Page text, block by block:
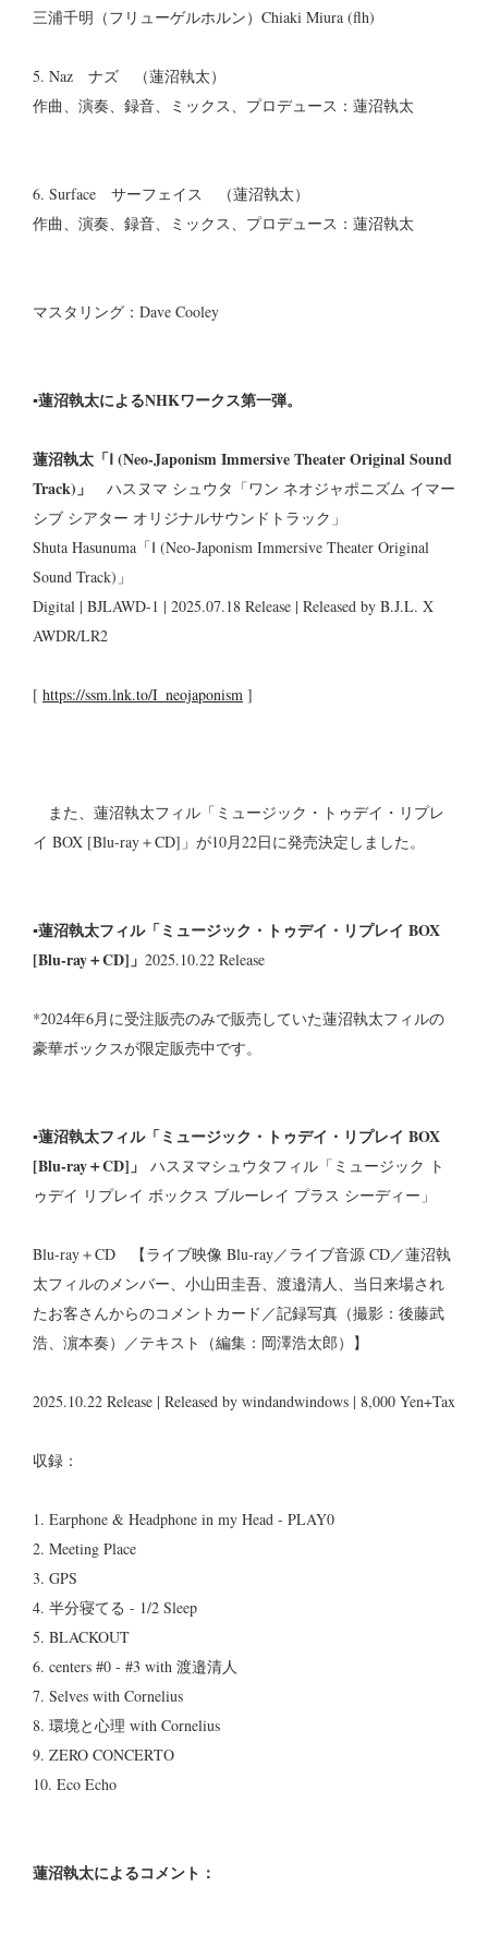
三浦千明（フリューゲルホルン）Chiaki Miura (flh)
5. Naz ナズ （蓮沼執太）
作曲、演奏、録音、ミックス、プロデュース：蓮沼執太
6. Surface サーフェイス （蓮沼執太）
作曲、演奏、録音、ミックス、プロデュース：蓮沼執太
マスタリング：Dave Cooley
▪蓮沼執太によるNHKワークス第一弾。
蓮沼執太「Ⅰ (Neo-Japonism Immersive Theater Original Sound
Track)」 ハスヌマ シュウタ「ワン ネオジャポニズム イマー
シブ シアター オリジナルサウンドトラック」
Shuta Hasunuma「Ⅰ (Neo-Japonism Immersive Theater Original
Sound Track)」
Digital | BJLAWD-1 | 2025.07.18 Release | Released by B.J.L. X
AWDR/LR2
[ https://ssm.lnk.to/I_neojaponism ]
また、蓮沼執太フィル「ミュージック・トゥデイ・リプレ
イ BOX [Blu-ray＋CD]」が10月22日に発売決定しました。
▪蓮沼執太フィル「ミュージック・トゥデイ・リプレイ BOX
[Blu-ray＋CD]」 2025.10.22 Release
*2024年6月に受注販売のみで販売していた蓮沼執太フィルの
豪華ボックスが限定販売中です。
▪蓮沼執太フィル「ミュージック・トゥデイ・リプレイ BOX
[Blu-ray＋CD]」 ハスヌマシュウタフィル「ミュージック ト
ゥデイ リプレイ ボックス ブルーレイ プラス シーディー」
Blu-ray＋CD 【ライブ映像 Blu-ray／ライブ音源 CD／蓮沼執
太フィルのメンバー、小山田圭吾、渡邉清人、当日来場され
たお客さんからのコメントカード／記録写真（撮影：後藤武
浩、濵本奏）／テキスト（編集：岡澤浩太郎）】
2025.10.22 Release | Released by windandwindows | 8,000 Yen+Tax
収録：
1. Earphone & Headphone in my Head - PLAY0
2. Meeting Place
3. GPS
4. 半分寝てる - 1/2 Sleep
5. BLACKOUT
6. centers #0 - #3 with 渡邉清人
7. Selves with Cornelius
8. 環境と心理 with Cornelius
9. ZERO CONCERTO
10. Eco Echo
蓮沼執太によるコメント：